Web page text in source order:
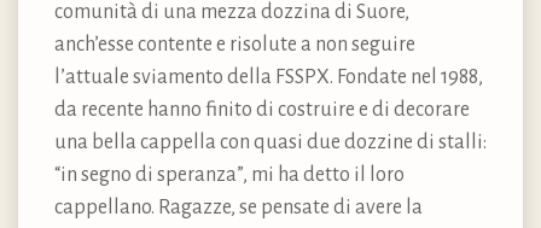
comunità di una mezza dozzina di Suore,
anch’esse contente e risolute a non seguire
l’attuale sviamento della FSSPX. Fondate nel 1988,
da recente hanno finito di costruire e di decorare
una bella cappella con quasi due dozzine di stalli:
“in segno di speranza”, mi ha detto il loro
cappellano. Ragazze, se pensate di avere la